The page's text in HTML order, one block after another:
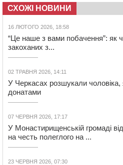
СХОЖІ НОВИНИ
16 ЛЮТОГО 2026, 18:58
“Це наше з вами побачення”: як
закоханих з...
02 ТРАВНЯ 2026, 14:11
У Черкасах розшукали чоловіка,
донатами
07 ЧЕРВНЯ 2026, 17:17
У Монастирищенській громаді
на честь полеглого на ...
23 ЧЕРВНЯ 2026, 07:30